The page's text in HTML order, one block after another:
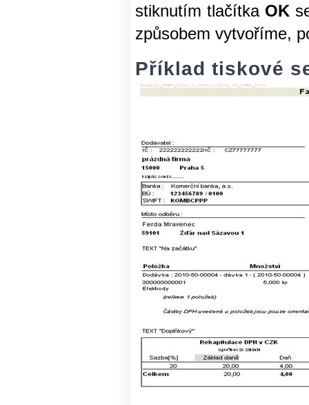
stiknutím tlačítka OK
způsobem vytvoříme,
Příklad tiskové